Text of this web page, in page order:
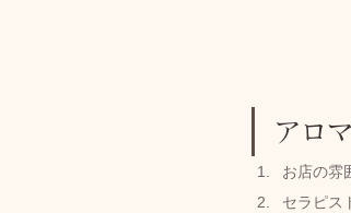
アロ
お店の雰
セラピス